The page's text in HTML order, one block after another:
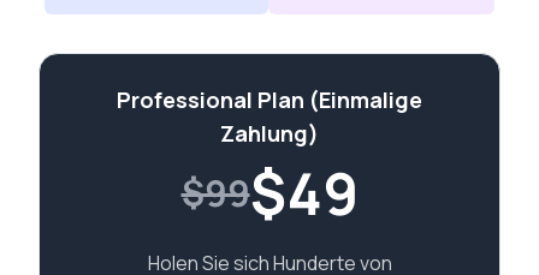
Professional Plan (Einmalige
Zahlung)
$99$49
Holen Sie sich Hunderte von